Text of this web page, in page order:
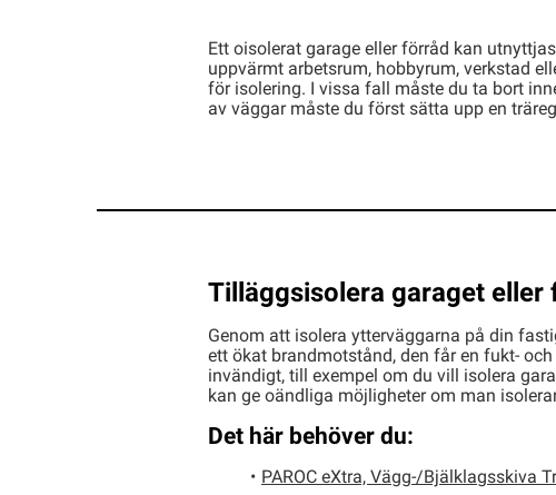
Ett oisolerat garage eller förråd kan
uppvärmt arbetsrum, hobbyrum, verkstad
för isolering. I vissa fall måste du ta bort
av väggar måste du först sätta upp en
Tilläggsisolera garaget eller
Genom att isolera ytterväggarna på din
ett ökat brandmotstånd, den får en fukt-
invändigt, till exempel om du vill isolera
kan ge oändliga möjligheter om man
Det här behöver du:
PAROC eXtra, Vägg-/Bjälklagsskiva